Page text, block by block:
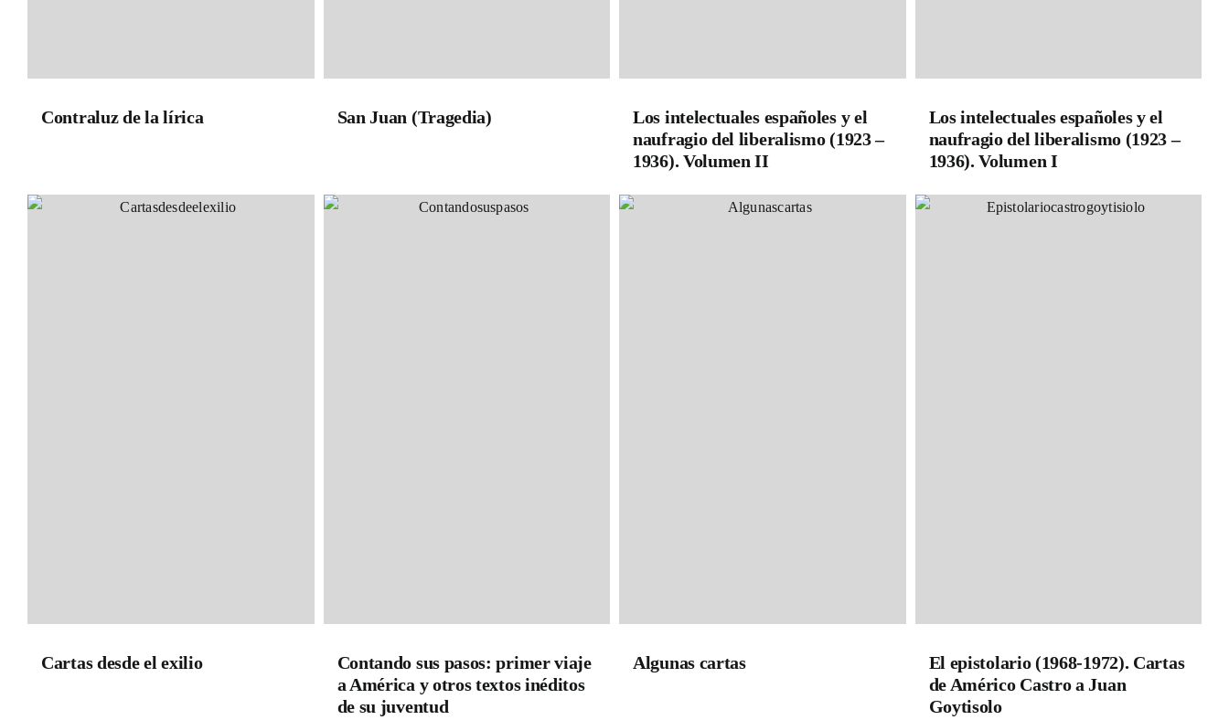
Contraluz de la lírica San Juan (Tragedia)
Los intelectuales españoles y el
naufragio del liberalismo (1923 –
1936). Volumen II
Los intelectuales españoles y el
naufragio del liberalismo (1923 –
1936). Volumen I
Cartas desde el exilio
Contando sus pasos: primer viaje
a América y otros textos inéditos
de su juventud
Algunas cartas
El epistolario (1968-1972). Cartas
de Américo Castro a Juan
Goytisolo